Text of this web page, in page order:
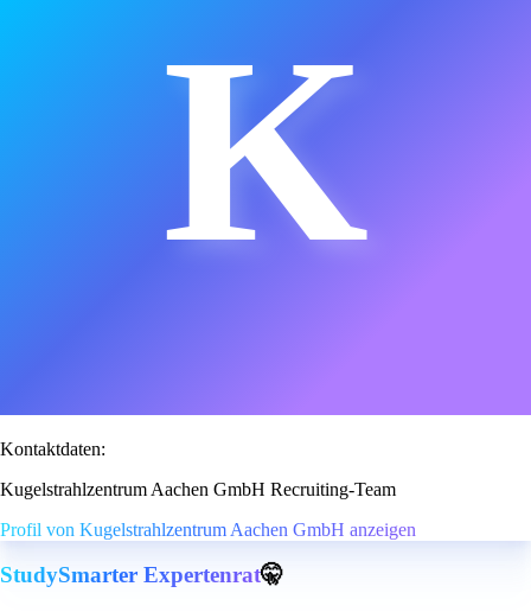
K
Kontaktdaten:
Kugelstrahlzentrum Aachen GmbH Recruiting-Team
Profil von Kugelstrahlzentrum Aachen GmbH anzeigen
StudySmarter Expertenrat🤫